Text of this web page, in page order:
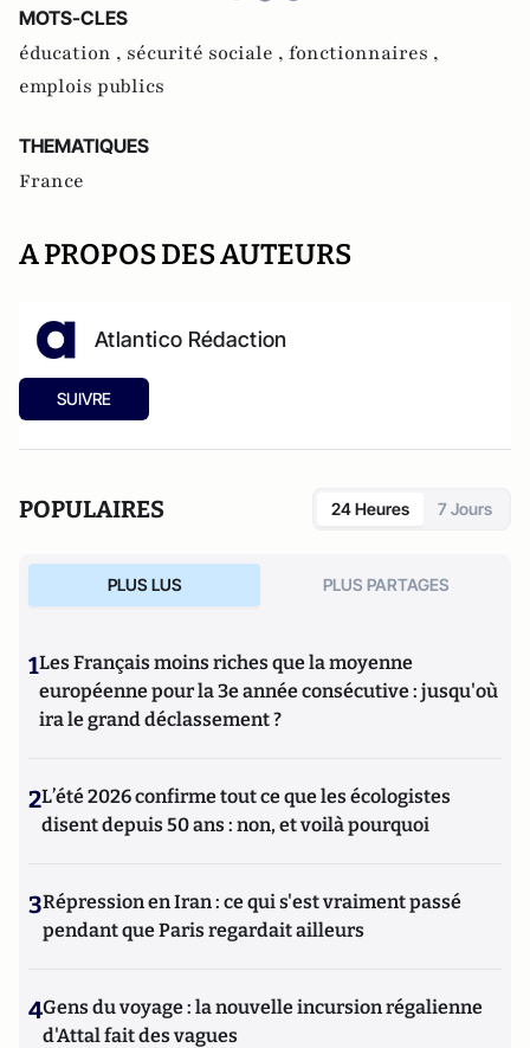
MOTS-CLES
éducation , sécurité sociale , fonctionnaires ,
emplois publics
THEMATIQUES
France
A PROPOS DES AUTEURS
Atlantico Rédaction
SUIVRE
POPULAIRES 24 Heures 7 Jours
PLUS LUS PLUS PARTAGES
1Les Français moins riches que la moyenne
européenne pour la 3e année consécutive : jusqu'où
ira le grand déclassement ?
2L’été 2026 confirme tout ce que les écologistes
disent depuis 50 ans : non, et voilà pourquoi
3Répression en Iran : ce qui s'est vraiment passé
pendant que Paris regardait ailleurs
4Gens du voyage : la nouvelle incursion régalienne
d'Attal fait des vagues